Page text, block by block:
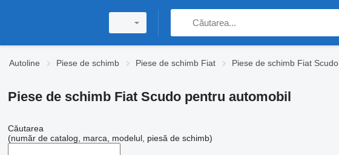
Autoline Piese de schimb Piese de schimb Fiat Piese de schimb Fiat Scudo
Piese de schimb Fiat Scudo pentru automobil
Căutarea
(număr de catalog, marca, modelul, piesă de schimb)